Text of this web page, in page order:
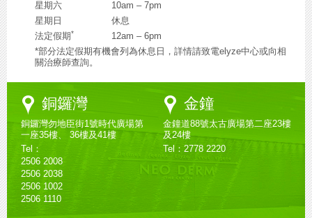
星期六
10am – 7pm
星期日
休息
法定假期*
12am – 6pm
*部分法定假期有機會列為休息日，詳情請致電elyze中心或向相
關治療師查詢。
Google
Maps
銅鑼灣
銅鑼灣勿地臣街1號時代廣場第
一座35樓、 36樓及41樓
Tel：
2506 2008
2506 2038
2506 1002
2506 1110
Google
Maps
金鐘
金鐘道88號太古廣場第二座23樓
及24樓
Tel：2778 2220